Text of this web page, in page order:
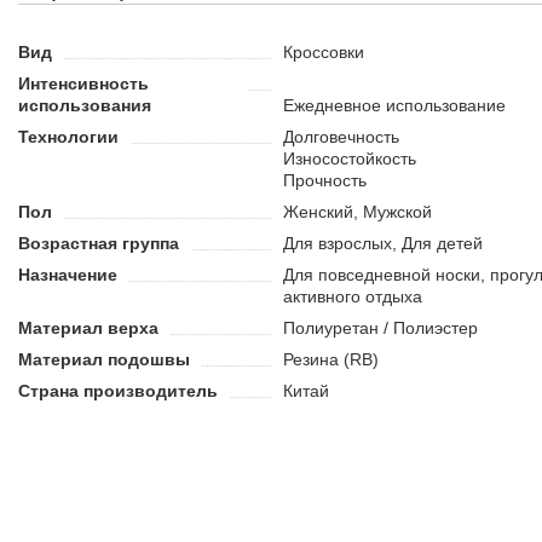
Нескользящая и износостойкая резиновая подошва.
Вид
Кроссовки
Интенсивность
использования
Ежедневное использование
Технологии
Долговечность
Износостойкость
Прочность
Пол
Женский, Мужской
Возрастная группа
Для взрослых, Для детей
Назначение
Для повседневной носки,
активного отдыха
Материал верха
Полиуретан / Полиэстер
Материал подошвы
Резина (RB)
Страна производитель
Китай